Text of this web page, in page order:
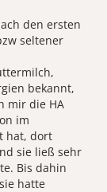
den ersten
seltener
bekannt,
mir die HA
im
hat, dort
sie ließ sehr
Bis dahin
hatte